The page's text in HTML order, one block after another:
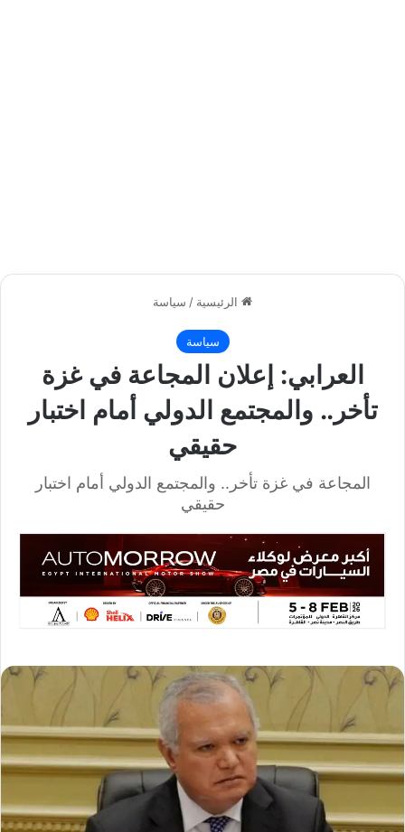
الرئيسية / سياسة
سياسة
العرابي: إعلان المجاعة في غزة
تأخر.. والمجتمع الدولي أمام اختبار
حقيقي
المجاعة في غزة تأخر.. والمجتمع الدولي أمام اختبار
حقيقي